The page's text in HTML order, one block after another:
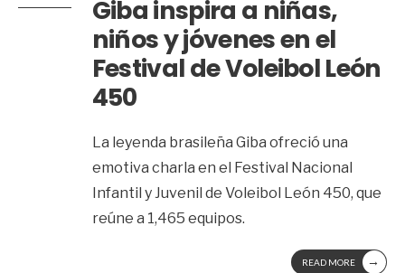
Giba inspira a niñas,
niños y jóvenes en el
Festival de Voleibol León
450
La leyenda brasileña Giba ofreció una
emotiva charla en el Festival Nacional
Infantil y Juvenil de Voleibol León 450, que
reúne a 1,465 equipos.
READ MORE →